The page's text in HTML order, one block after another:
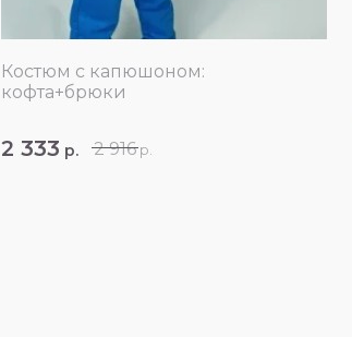
Костюм с капюшоном:
кофта+брюки
2 916 р.
2 333 р.